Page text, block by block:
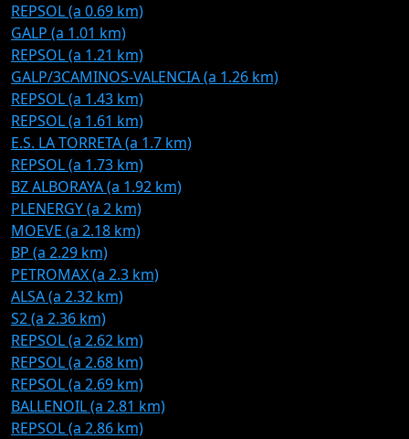
REPSOL (a 0.69 km)
GALP (a 1.01 km)
REPSOL (a 1.21 km)
GALP/3CAMINOS-VALENCIA (a 1.26 km)
REPSOL (a 1.43 km)
REPSOL (a 1.61 km)
E.S. LA TORRETA (a 1.7 km)
REPSOL (a 1.73 km)
BZ ALBORAYA (a 1.92 km)
PLENERGY (a 2 km)
MOEVE (a 2.18 km)
BP (a 2.29 km)
PETROMAX (a 2.3 km)
ALSA (a 2.32 km)
S2 (a 2.36 km)
REPSOL (a 2.62 km)
REPSOL (a 2.68 km)
REPSOL (a 2.69 km)
BALLENOIL (a 2.81 km)
REPSOL (a 2.86 km)